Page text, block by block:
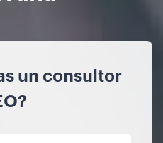
un consultor